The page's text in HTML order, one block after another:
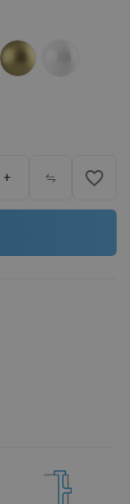
+ favorite_border